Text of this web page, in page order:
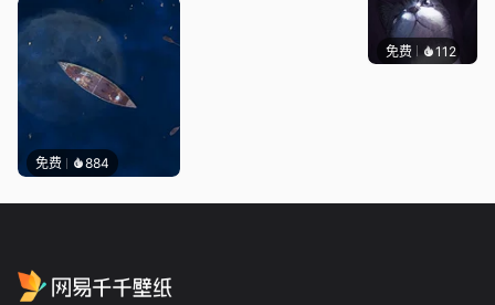
免费 884
免费 112Asuki